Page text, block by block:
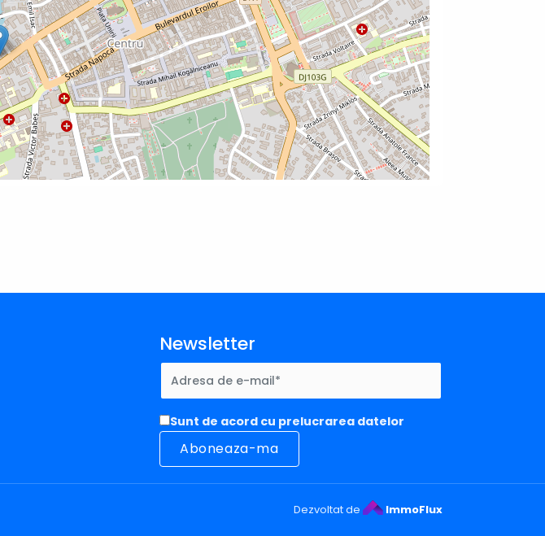
Newsletter
Sunt de acord cu prelucrarea datelor
Dezvoltat de ImmoFlux